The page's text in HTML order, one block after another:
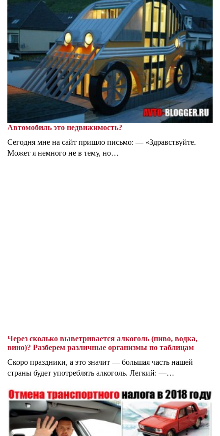
Автомобиль это недвижимость?
Сегодня мне на сайт пришло письмо: — «Здравствуйте.
Может я немного не в тему, но…
Через сколько выветривается алкоголь (пиво, водка,
вино)? Разберем различные организмы по таблицам
Скоро праздники, а это значит — большая часть нашей
страны будет употреблять алкоголь. Легкий: —…